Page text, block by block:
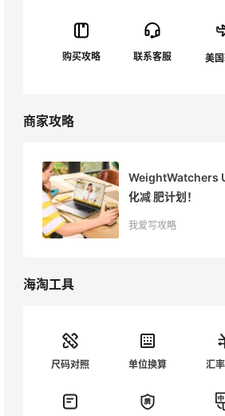
商家攻略
WeightWatchers
化减 肥计划！
我爱写攻略
海淘工具
尺码对照 单位换算 汇